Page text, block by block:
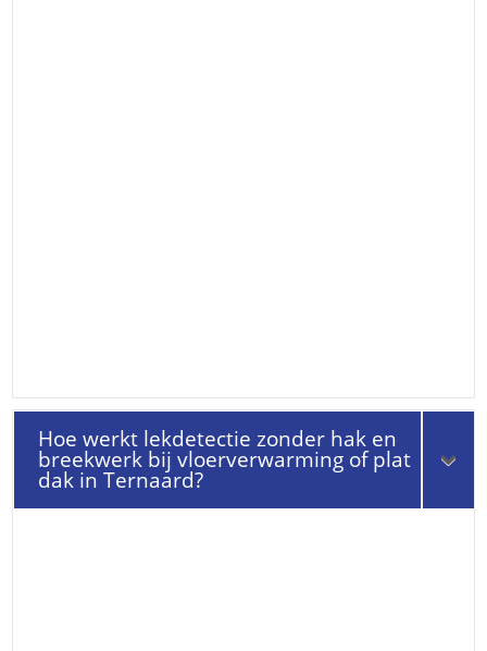
Hoe werkt lekdetectie zonder hak en
breekwerk bij vloerverwarming of plat
dak in Ternaard?